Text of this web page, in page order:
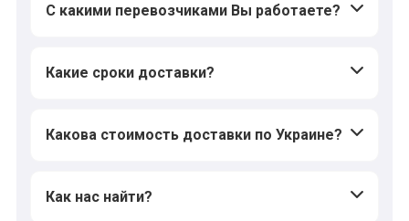
С какими перевозчиками Вы работаете?
Какие сроки доставки?
Какова стоимость доставки по Украине?
Как нас найти?